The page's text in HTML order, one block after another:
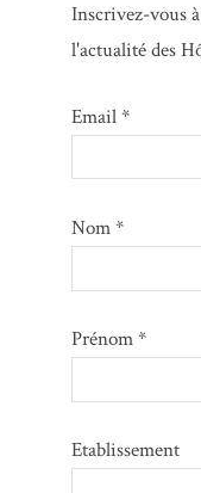
Inscrivez-vous
l'actualité des
Email *
Nom *
Prénom *
Etablissement